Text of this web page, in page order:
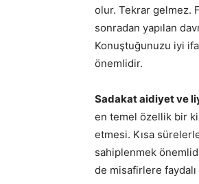
olur. Tekrar gelmez.
sonradan yapılan
Konuştuğunuzu iyi
önemlidir.
Sadakat aidiyet ve
en temel özellik bir
etmesi. Kısa
sahiplenmek
de misafirlere faydalı